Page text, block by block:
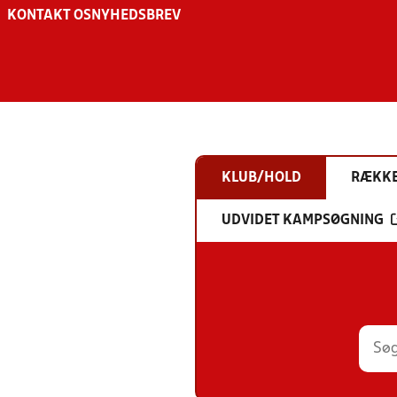
KONTAKT OS NYHEDSBREV
KLUB/HOLD
UDVIDET KAMPSØGNING